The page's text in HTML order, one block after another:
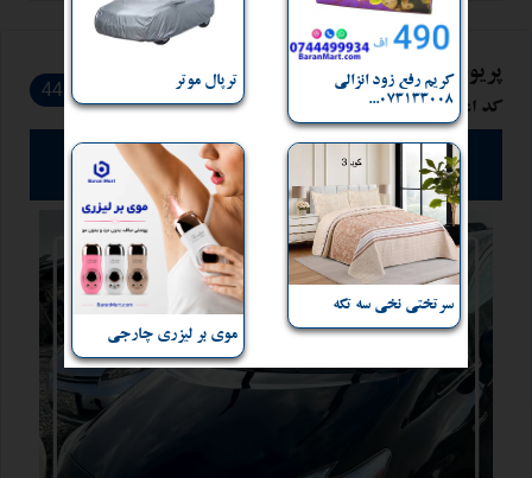
پریوس 2010
کد اعلان: 9144
خانه و موتر برای فروش دارید؟
کلیک کنید، و به فروش بگذارید!
کریم رفع زود انزالی
073133008...
ترپال موتر
سرتختی نخی سه تکه
موی بر لیزری چارجی